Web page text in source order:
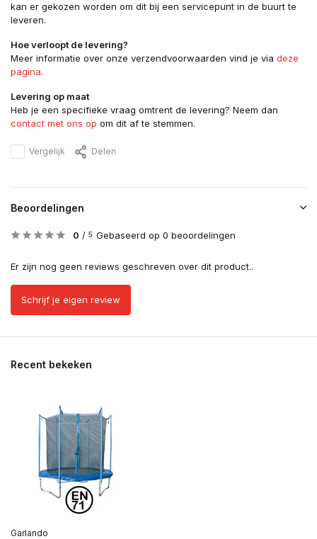
kan er gekozen worden om dit bij een servicepunt in de buurt te
leveren.
Hoe verloopt de levering?
Meer informatie over onze verzendvoorwaarden vind je via deze
pagina.
Levering op maat
Heb je een specifieke vraag omtrent de levering? Neem dan
contact met ons op om dit af te stemmen.
Vergelijk Delen
Beoordelingen
0 / 5 Gebaseerd op 0 beoordelingen
Er zijn nog geen reviews geschreven over dit product..
Schrijf je eigen review
Recent bekeken
Garlando